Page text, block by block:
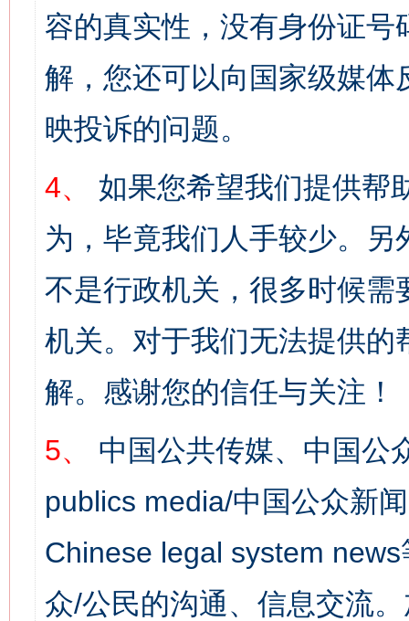
容的真实性，没有身份证
解，您还可以向国家级媒
映投诉的问题。
4、
如果您希望我们提供帮
为，毕竟我们人手较少。
不是行政机关，很多时候
机关。对于我们无法提供
解。感谢您的信任与关注！
5、
中国公共传媒、中国公
publics media/中国公众新
Chinese legal system
众/公民的沟通、信息交流